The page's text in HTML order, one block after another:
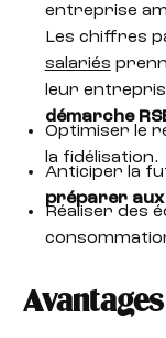
entreprise
Les chiffres
salariés
leur
démarche
Optimiser le
la fidélisation.
Anticiper la
préparer
Réaliser des